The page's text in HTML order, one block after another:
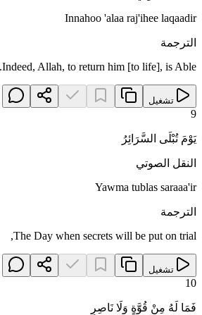
Innahoo 'alaa raj'ihee laqaadir
الترجمة
Indeed, Allah, to return him [to life], is Able.
تشغيل
9
يَوْمَ تُبْلَى السَّرَائِرُ
النقل الصوتي
Yawma tublas saraaa'ir
الترجمة
The Day when secrets will be put on trial,
تشغيل
10
فَمَا لَهُ مِنْ قُوَّةٍ وَلَا نَاصِرٍ